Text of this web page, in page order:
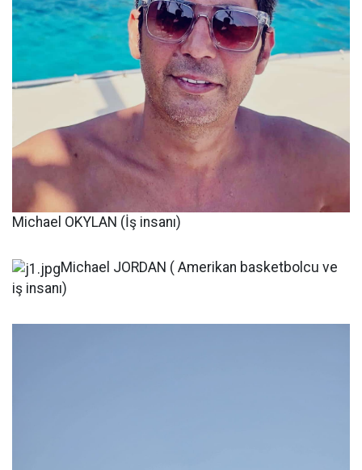
Michael OKYLAN (İş insanı)
Michael JORDAN ( Amerikan basketbolcu ve
iş insanı)